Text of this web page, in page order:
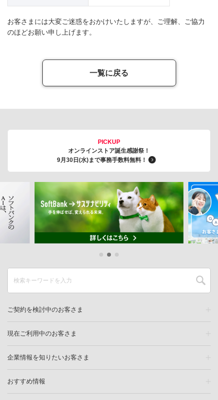
お客さまには大変ご迷惑をおかけいたしますが、ご理解、ご協力
のほどお願い申し上げます。
一覧に戻る
PICKUP
オンラインストア誕生感謝祭！
9月30日(水)まで事務手数料無料！
ご契約を検討中のお客さま
現在ご利用中のお客さま
企業情報を知りたいお客さま
おすすめ情報